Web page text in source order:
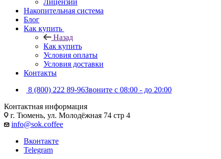
Лицензии
Накопительная система
Блог
Как купить
Назад
Как купить
Условия оплаты
Условия доставки
Контакты
8 (800) 222 89-96Звоните с 08:00 - до 20:00
Контактная информация
г. Тюмень, ул. Молодёжная 74 стр 4
info@sok.coffee
Вконтакте
Telegram